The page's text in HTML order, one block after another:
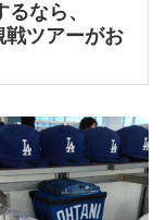
なら、
ツアーがお